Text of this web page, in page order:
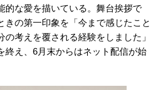
的な愛を描いている。舞台挨拶で
きの第一印象を「今まで感じたこと
考えを覆される経験をしました」
終え、6月末からはネット配信が始